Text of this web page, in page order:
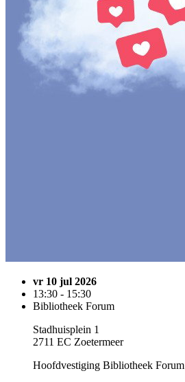
vr 10 jul 2026
13:30 - 15:30
Bibliotheek Forum
Stadhuisplein 1
2711 EC Zoetermeer
Hoofdvestiging Bibliotheek Forum